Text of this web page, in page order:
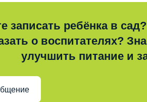
записать ребёнка в
о воспитателях?
улучшить питание и